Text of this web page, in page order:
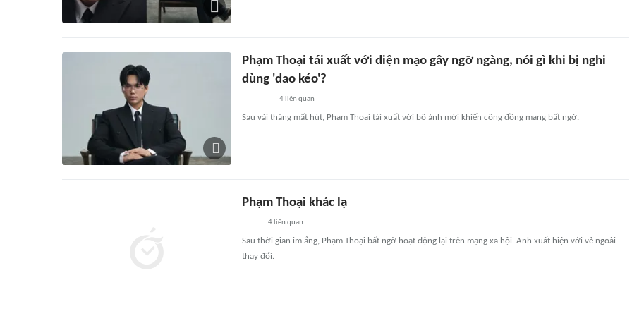
Phạm Thoại tái xuất với diện mạo gây ngỡ ngàng, nói gì khi bị nghi
dùng 'dao kéo'?
4liên quan
Sau vài tháng mất hút, Phạm Thoại tái xuất với bộ ảnh mới khiến cộng đồng mạng bất ngờ.
Phạm Thoại khác lạ
4liên quan
Sau thời gian im ắng, Phạm Thoại bất ngờ hoạt động lại trên mạng xã hội. Anh xuất hiện với vẻ ngoài
thay đổi.